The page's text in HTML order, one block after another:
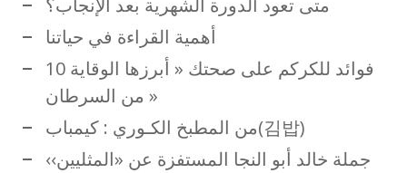
متى تعود الدورة الشهرية بعد الإنجاب؟
أهمية القراءة في حياتنا
10 فوائد للكركم على صحتك « أبرزها الوقاية
من السرطان »
من المطبخ الكـوري : كيمباب(김밥)
جملة خالد أبو النجا المستفزة عن «المثليين››